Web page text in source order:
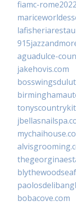
fiamc-
aguadulce-
jakehovis.com
bobacove.com